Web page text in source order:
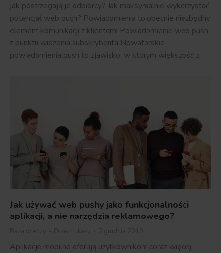
jak postrzegają je odbiorcy? Jak maksymalnie wykorzystać
potencjał web push? Powiadomienia to obecnie niezbędny
element komunikacji z klientem! Powiadomienie web push
z punktu widzenia subskrybenta Nowatorskie
powiadomienia push to zjawisko, w którym większość z…
Jak używać web pushy jako funkcjonalności
aplikacji, a nie narzędzia reklamowego?
Aplikacje mobilne oferują użytkownikom coraz więcej